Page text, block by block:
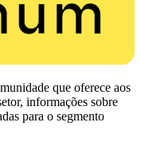
que oferece aos
informações sobre
para o segmento